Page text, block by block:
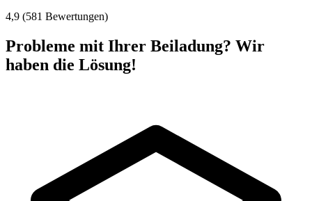
4,9 (581 Bewertungen)
Probleme mit Ihrer Beiladung? Wir
haben die Lösung!